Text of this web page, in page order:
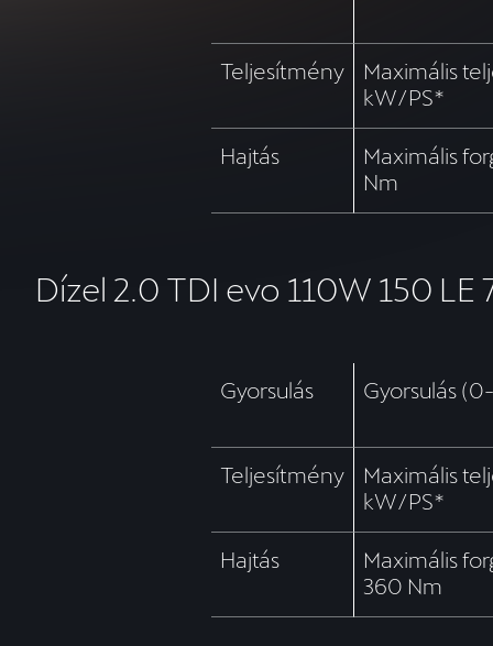
Teljesítmény
Maximális
kW/PS*
Hajtás
Maximális
Nm
Dízel 2.0 TDI evo 110W 150
Gyorsulás Gyorsulás
Teljesítmény
Maximális
kW/PS*
Hajtás
Maximális
360 Nm